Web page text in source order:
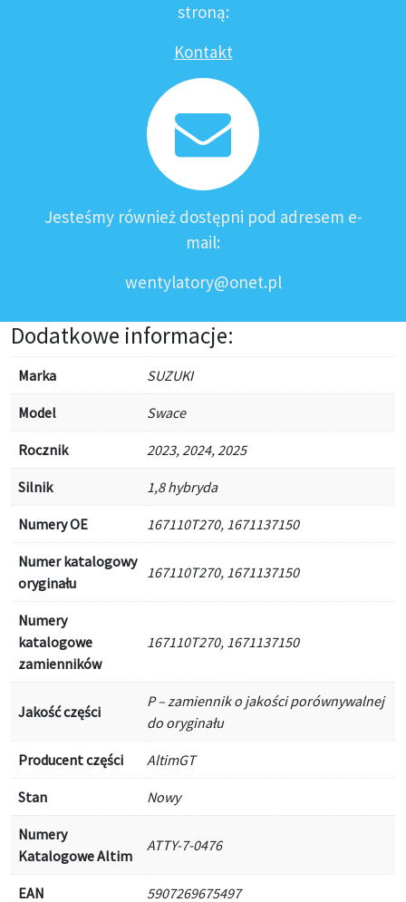
stroną:
Kontakt
Jesteśmy również dostępni pod adresem e-
mail:
wentylatory@onet.pl
Dodatkowe informacje:
Marka SUZUKI
Model Swace
Rocznik 2023, 2024, 2025
Silnik 1,8 hybryda
Numery OE 167110T270, 1671137150
Numer katalogowy
oryginału
167110T270, 1671137150
Numery
katalogowe
zamienników
167110T270, 1671137150
Jakość części
P – zamiennik o jakości porównywalnej
do oryginału
Producent części AltimGT
Stan Nowy
Numery
Katalogowe Altim
ATTY-7-0476
EAN 5907269675497